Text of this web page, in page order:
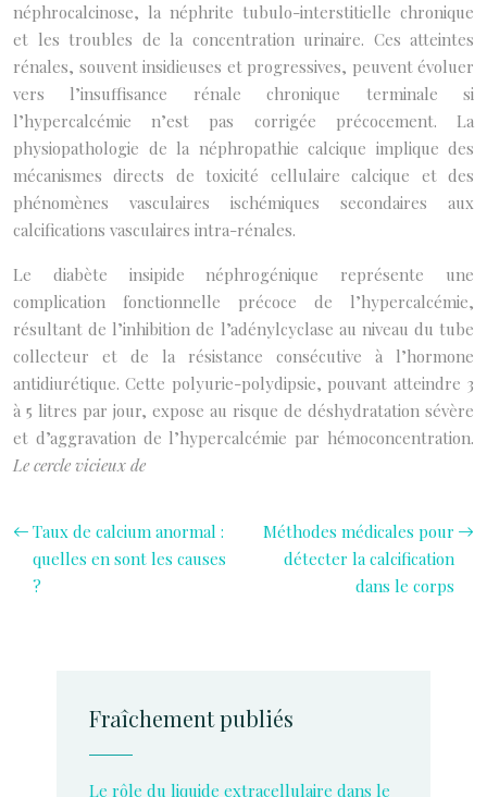
néphrocalcinose, la néphrite tubulo-interstitielle chronique
et les troubles de la concentration urinaire. Ces atteintes
rénales, souvent insidieuses et progressives, peuvent évoluer
vers l’insuffisance rénale chronique terminale si
l’hypercalcémie n’est pas corrigée précocement. La
physiopathologie de la néphropathie calcique implique des
mécanismes directs de toxicité cellulaire calcique et des
phénomènes vasculaires ischémiques secondaires aux
calcifications vasculaires intra-rénales.
Le diabète insipide néphrogénique représente une
complication fonctionnelle précoce de l’hypercalcémie,
résultant de l’inhibition de l’adénylcyclase au niveau du tube
collecteur et de la résistance consécutive à l’hormone
antidiurétique. Cette polyurie-polydipsie, pouvant atteindre 3
à 5 litres par jour, expose au risque de déshydratation sévère
et d’aggravation de l’hypercalcémie par hémoconcentration.
Le cercle vicieux de
Taux de calcium anormal :
quelles en sont les causes
?
Méthodes médicales pour
détecter la calcification
dans le corps
Fraîchement publiés
Le rôle du liquide extracellulaire dans le